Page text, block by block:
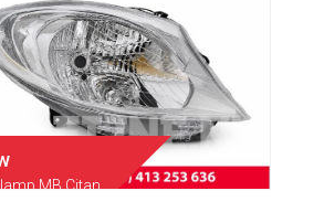
MB Citan